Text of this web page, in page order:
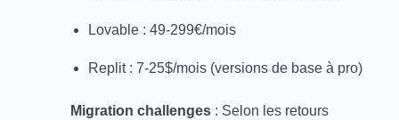
Lovable : 49-299€/mois
Replit : 7-25$/mois (versions de base à pro)
Migration challenges : Selon les retours